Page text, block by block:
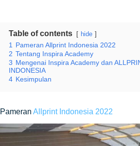
Table of contents hide
1 Pameran Allprint Indonesia 2022
2 Tentang Inspira Academy
3 Mengenai Inspira Academy dan
INDONESIA
4 Kesimpulan
Pameran Allprint Indonesia 2022